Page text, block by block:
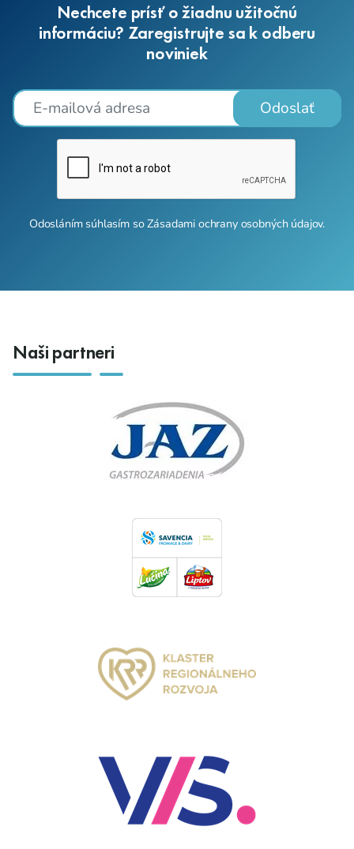
Nechcete prísť o žiadnu užitočnú
informáciu? Zaregistrujte sa k odberu
noviniek
Odoslať
Odosláním súhlasím soZásadami ochrany osobných údajov.
Naši partneri